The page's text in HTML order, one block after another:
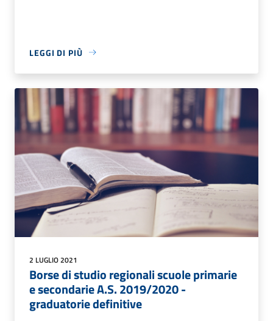
LEGGI DI PIÙ
2 LUGLIO 2021
Borse di studio regionali scuole primarie
e secondarie A.S. 2019/2020 -
graduatorie definitive